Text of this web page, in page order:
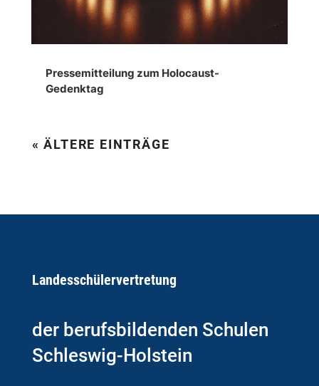
Pressemitteilung zum Holocaust-
Gedenktag
« ÄLTERE EINTRÄGE
Landesschüler­­vertretung
der berufsbildenden Schulen
Schleswig-Holstein